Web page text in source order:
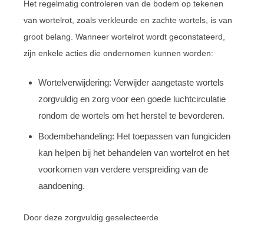
Het regelmatig controleren van de bodem op tekenen
van wortelrot, zoals verkleurde en zachte wortels, is van
groot belang. Wanneer wortelrot wordt geconstateerd,
zijn enkele acties die ondernomen kunnen worden:
Wortelverwijdering: Verwijder aangetaste wortels
zorgvuldig en zorg voor een goede luchtcirculatie
rondom de wortels om het herstel te bevorderen.
Bodembehandeling: Het toepassen van fungiciden
kan helpen bij het behandelen van wortelrot en het
voorkomen van verdere verspreiding van de
aandoening.
Door deze zorgvuldig geselecteerde